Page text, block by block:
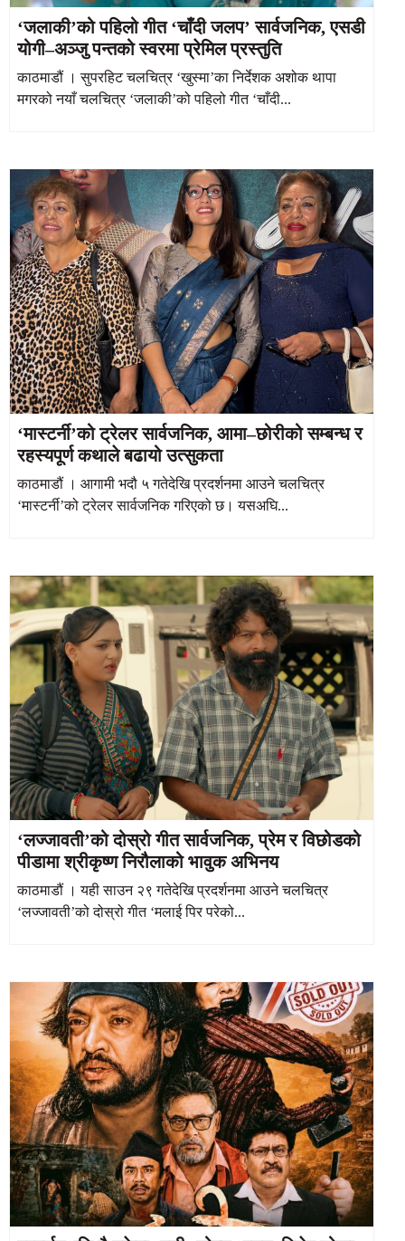
‘जलाकी’को पहिलो गीत ‘चाँदी जलप’ सार्वजनिक, एसडी
योगी–अञ्जु पन्तको स्वरमा प्रेमिल प्रस्तुति
काठमाडौं । सुपरहिट चलचित्र ‘खुस्मा’का निर्देशक अशोक थापा
मगरको नयाँ चलचित्र ‘जलाकी’को पहिलो गीत ‘चाँदी...
‘मास्टर्नी’को ट्रेलर सार्वजनिक, आमा–छोरीको सम्बन्ध र
रहस्यपूर्ण कथाले बढायो उत्सुकता
काठमाडौं । आगामी भदौ ५ गतेदेखि प्रदर्शनमा आउने चलचित्र
‘मास्टर्नी’को ट्रेलर सार्वजनिक गरिएको छ। यसअघि...
‘लज्जावती’को दोस्रो गीत सार्वजनिक, प्रेम र विछोडको
पीडामा श्रीकृष्ण निरौलाको भावुक अभिनय
काठमाडौं । यही साउन २९ गतेदेखि प्रदर्शनमा आउने चलचित्र
‘लज्जावती’को दोस्रो गीत ‘मलाई पिर परेको...